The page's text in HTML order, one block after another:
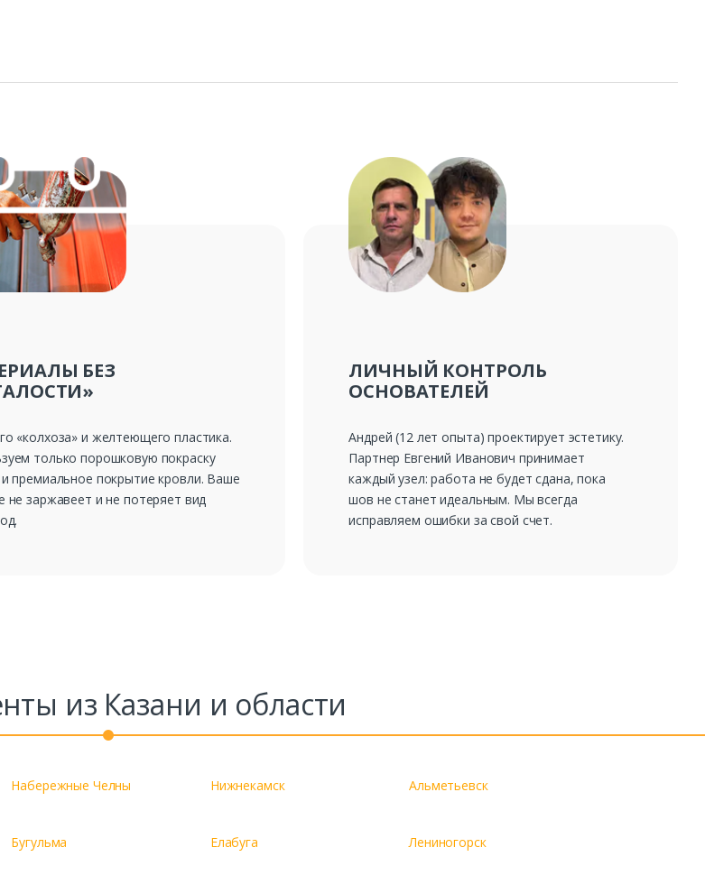
Заказать
БЕЗ
«колхоза» и желтеющего пластика.
только порошковую покраску
и премиальное покрытие кровли. Ваше
не заржавеет и не потеряет вид
ЛИЧНЫЙ КОНТРОЛЬ
ОСНОВАТЕЛЕЙ
Андрей (12 лет опыта) проектирует эстетику.
Партнер Евгений Иванович принимает
каждый узел: работа не будет сдана, пока
шов не станет идеальным. Мы всегда
исправляем ошибки за свой счет.
из Казани и области
Набережные Челны Нижнекамск Альметьевск
Бугульма Елабуга Лениногорск